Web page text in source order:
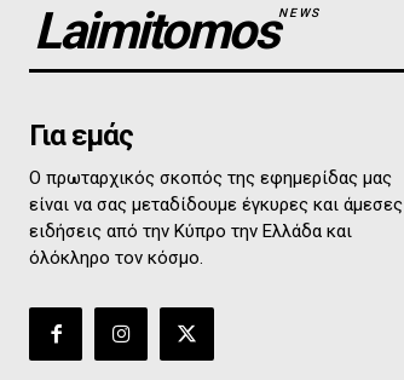
LaimitomosNEWS
Για εμάς
Ο πρωταρχικός σκοπός της εφημερίδας μας
είναι να σας μεταδίδουμε έγκυρες και άμεσες
ειδήσεις από την Κύπρο την Ελλάδα και
όλόκληρο τον κόσμο.